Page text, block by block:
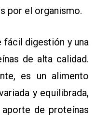
por el organismo.
fácil digestión y una
de alta calidad.
es un alimento
y equilibrada,
de proteínas